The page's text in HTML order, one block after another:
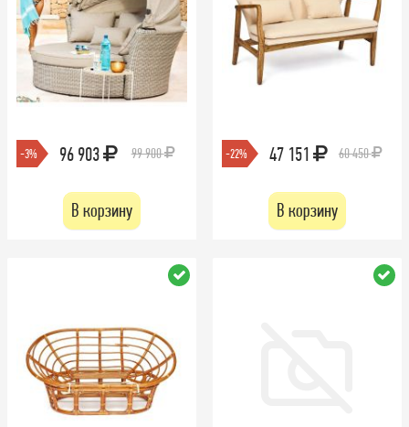
-3% 96 903 99 900
В корзину
-22% 47 151 60 450
В корзину